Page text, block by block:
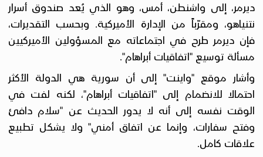
ديرمر، إلى واشنطن، أمس، وهو الذي يُعد صندوق أسرار
نتنياهو، ومقرّباً من الإدارة الأميركية. وبحسب التقديرات،
فإن ديرمر طرح في اجتماعاته مع المسؤولين الأميركيين
مسألة توسيع "اتفاقيات أبراهام".
وأشار موقع "واينت" إلى أن سورية هي الدولة الأكثر
احتمالا للانضمام إلى "اتفاقيات أبراهام"، لكنه لفت في
الوقت نفسه إلى أنه لا يدور الحديث عن "سلام دافئ
وفتح سفارات، وإنما عن اتفاق أمني" ولا يشكل تطبيع
علاقات كامل.